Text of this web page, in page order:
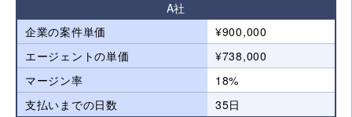
A社
企業の案件単価
¥900,000
エージェントの単価
¥738,000
マージン率
18%
支払いまでの日数
35日